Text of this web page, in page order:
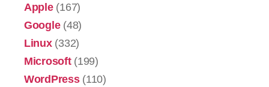
Apple(167)
Google(48)
Linux(332)
Microsoft(199)
WordPress(110)